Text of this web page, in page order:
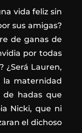
vida feliz sin
sus amigas?
de ganas de
por todas
¿Será Lauren,
la maternidad
hadas que
Nicki, que ni
el dichoso